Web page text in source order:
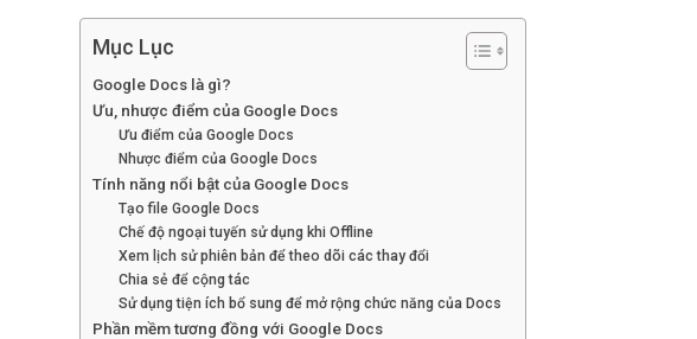
Mục Lục
Google Docs là gì?
Ưu, nhược điểm của Google Docs
Ưu điểm của Google Docs
Nhược điểm của Google Docs
Tính năng nổi bật của Google Docs
Tạo file Google Docs
Chế độ ngoại tuyến sử dụng khi Offline
Xem lịch sử phiên bản để theo dõi các thay đổi
Chia sẻ để cộng tác
Sử dụng tiện ích bổ sung để mở rộng chức năng của Docs
Phần mềm tương đồng với Google Docs